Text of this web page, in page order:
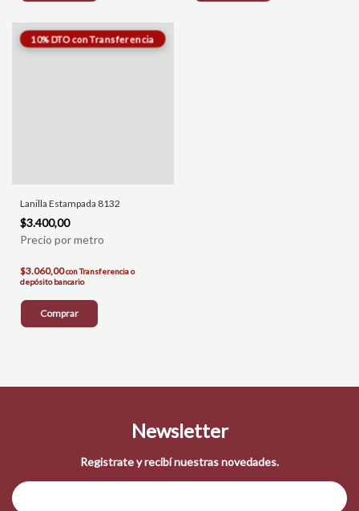
Lanilla Estampada 8132
$3.400,00
$3.060,00conTransferencia o
depósito bancario
Comprar
Newsletter
Registrate y recibí nuestras novedades.